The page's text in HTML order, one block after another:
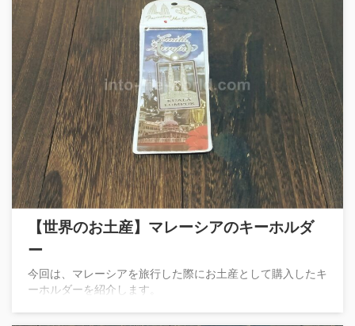
【世界のお土産】マレーシアのキーホルダ
ー
今回は、マレーシアを旅行した際にお土産として購入したキ
ーホルダーを紹介します。